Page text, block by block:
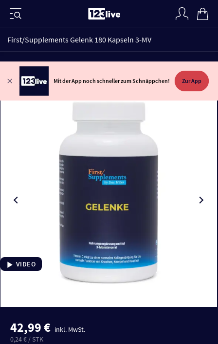
First/Supplements Gelenk 180 Kapseln 3-MV
Mit der App noch schneller zum Schnäppchen! Zur App
VIDEO
42,99 € inkl. MwSt.
0,24 € / STK